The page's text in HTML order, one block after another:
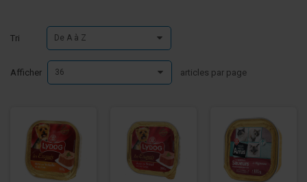
Tri De A à Z
Afficher 36 articles par page